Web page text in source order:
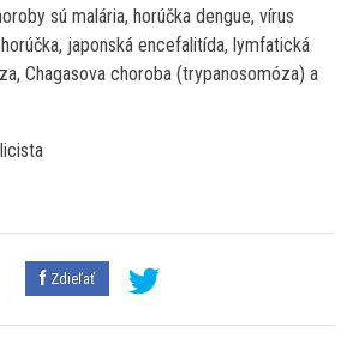
sú malária, horúčka dengue, vírus
japonská encefalitída, lymfatická
Chagasova choroba (trypanosomóza) a
Zdieľať